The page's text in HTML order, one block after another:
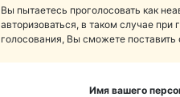
Вы пытаетесь проголосовать как
авторизоваться, в таком случае при
голосования, Вы сможете поставить
Имя вашего